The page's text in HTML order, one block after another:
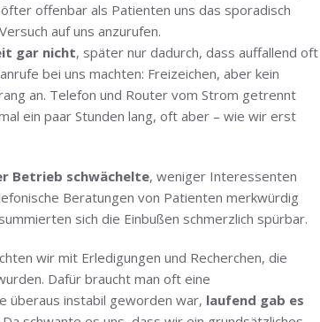
offenbar als Patienten uns das sporadisch
auf uns anzurufen.
gar nicht, später nur dadurch, dass auffallend oft
bei uns machten: Freizeichen, aber kein
an. Telefon und Router vom Strom getrennt
ein paar Stunden lang, oft aber – wie wir erst
Betrieb schwächelte, weniger Interessenten
Beratungen von Patienten merkwürdig
sich die Einbußen schmerzlich spürbar.
wir mit Erledigungen und Recherchen, die
Dafür braucht man oft eine
überaus instabil geworden war, laufend gab es